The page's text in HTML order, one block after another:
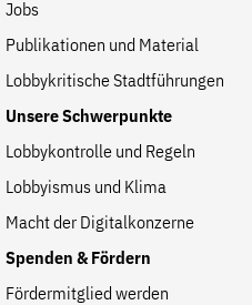
Jobs
Publikationen und Material
Lobbykritische Stadtführungen
Unsere Schwerpunkte
Lobbykontrolle und Regeln
Lobbyismus und Klima
Macht der Digitalkonzerne
Spenden & Fördern
Fördermitglied werden